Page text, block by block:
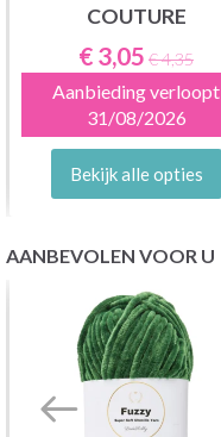
COUTURE
€ 3,05 € 4,35
Aanbieding verloopt
31/08/2026
Bekijk alle opties
AANBEVOLEN VOOR U